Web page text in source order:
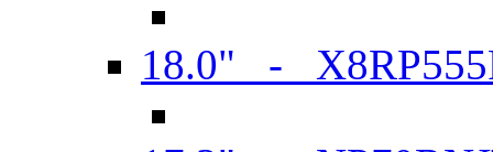
18.0" -